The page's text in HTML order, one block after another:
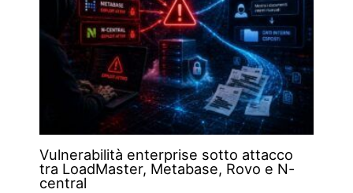
Vulnerabilità enterprise sotto attacco
tra LoadMaster, Metabase, Rovo e N-
central